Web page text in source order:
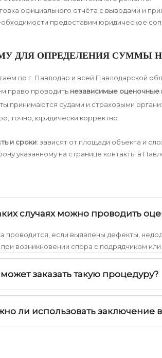
официального отчёта с выводами и
предоставим юридическое
ДЛЯ ОПРЕДЕЛЕНИЯ СУММЫ
по г. Павлодар и всей Павлодарской
право проводить независимые оценочные
принимаются судами и страховыми
точно, юридически корректно.
и сроки: зависят от площади объекта и
указанному на странице контакты в
случаях можно проводить
проводится, если выявлены дефекты,
возникновении спора с подрядчиком
может заказать такую процедуру?
ли использовать заключение